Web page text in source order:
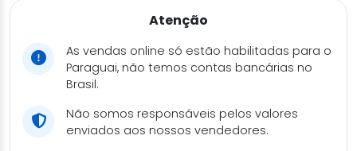
Atenção
As vendas online só estão habilitadas para o
Paraguai, não temos contas bancárias no
Brasil.
Não somos responsáveis pelos valores
enviados aos nossos vendedores.